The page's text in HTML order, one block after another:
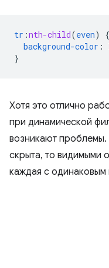
tr :nth-child(even)
{
background-color :
}
Хотя это отлично
при динамической
возникают
скрыта, то видимыми
каждая с одинаковым